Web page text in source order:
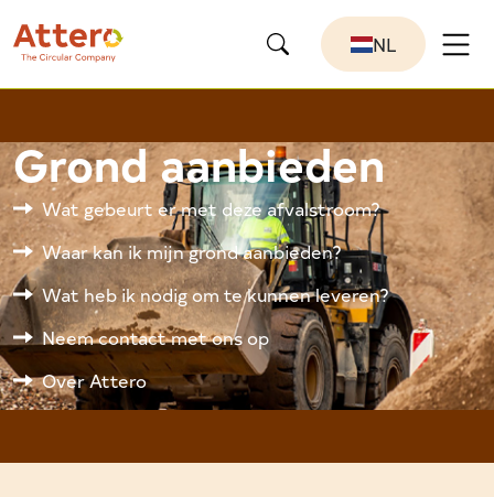
NL
Grond aanbieden
Wat gebeurt er met deze afvalstroom?
Waar kan ik mijn grond aanbieden?
Wat heb ik nodig om te kunnen leveren?
Neem contact met ons op
Over Attero